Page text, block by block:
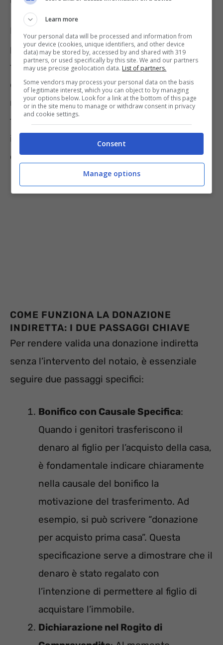
In pratica, i genitori non comprano la casa per
poi donarla al figlio; piuttosto, trasferiscono al
figlio la somma necessaria affinché
quest’ultimo possa acquistare la casa a suo
nome. È una soluzione che aggira il
tradizionale obbligo della donazione fatta per
iscritto con atto notarile e che, se gestita
correttamente, risulta del tutto legale.
COME FUNZIONA LA DONAZIONE
INDIRETTA: I DUE PASSAGGI CHIAVE
Per rendere valida una donazione indiretta
senza l’intervento del notaio, è essenziale
seguire due passaggi specifici:
Bonifico con Causale Specifica:
Quando i genitori trasferiscono il
denaro al figlio per l’acquisto della casa,
è fondamentale indicare chiaramente
nella causale del bonifico la
motivazione del trasferimento. Ad
esempio, si può scrivere “donazione
per acquisto prima casa”. Questa
specificazione serve a dimostrare che il
denaro è stato regalato con
l’intenzione di permettere al figlio di
acquistare l’immobile.
Dichiarazione nel Rogito di
Learn more
Your personal data will be processed and information from
your device (cookies, unique identifiers, and other device
data) may be stored by, accessed by and shared with 319
partners, or used specifically by this site. We and our partners
may use precise geolocation data. List of partners.
Some vendors may process your personal data on the basis
of legitimate interest, which you can object to by managing
your options below. Look for a link at the bottom of this page
or in the site menu to manage or withdraw consent in privacy
and cookie settings.
Consent
Manage options